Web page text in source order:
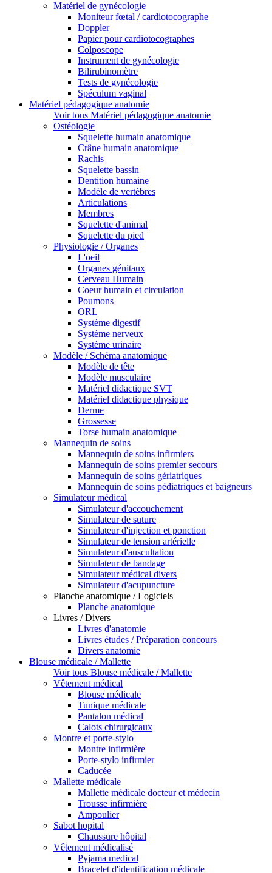
Matériel de gynécologie
Moniteur fœtal / cardiotocographe
Doppler
Papier pour cardiotocographes
Colposcope
Instrument de gynécologie
Bilirubinomètre
Tests de gynécologie
Spéculum vaginal
Matériel pédagogique anatomie
Voir tous Matériel pédagogique anatomie
Ostéologie
Squelette humain anatomique
Crâne humain anatomique
Rachis
Squelette bassin
Dentition humaine
Modèle de vertèbres
Articulations
Membres
Squelette d'animal
Squelette du pied
Physiologie / Organes
L'oeil
Organes génitaux
Cerveau Humain
Coeur humain et circulation
Poumons
ORL
Système digestif
Système nerveux
Système urinaire
Modèle / Schéma anatomique
Modèle de tête
Modèle musculaire
Matériel didactique SVT
Matériel didactique physique
Derme
Grossesse
Torse humain anatomique
Mannequin de soins
Mannequin de soins infirmiers
Mannequin de soins premier secours
Mannequin de soins gériatriques
Mannequin de soins pédiatriques et baigneurs
Simulateur médical
Simulateur d'accouchement
Simulateur de suture
Simulateur d'injection et ponction
Simulateur de tension artérielle
Simulateur d'auscultation
Simulateur de bandage
Simulateur médical divers
Simulateur d'acupuncture
Planche anatomique / Logiciels
Planche anatomique
Livres / Divers
Livres d'anatomie
Livres études / Préparation concours
Divers anatomie
Blouse médicale / Mallette
Voir tous Blouse médicale / Mallette
Vêtement médical
Blouse médicale
Tunique médicale
Pantalon médical
Calots chirurgicaux
Montre et porte-stylo
Montre infirmière
Porte-stylo infirmier
Caducée
Mallette médicale
Mallette médicale docteur et médecin
Trousse infirmière
Ampoulier
Sabot hopital
Chaussure hôpital
Vêtement médicalisé
Pyjama medical
Bracelet d'identification médicale